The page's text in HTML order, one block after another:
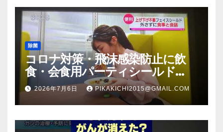
除菌
コロナ対策・飛沫感染防止に飲
食・会食用パーティシールド
（マスク会食代替品）ＦＢＣ福井
放送のＴＶ番組での紹介映像
2026年7月6日 PIKAKICHI2015@GMAIL.COM